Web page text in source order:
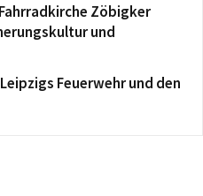
Zöbigker
und
Feuerwehr und den